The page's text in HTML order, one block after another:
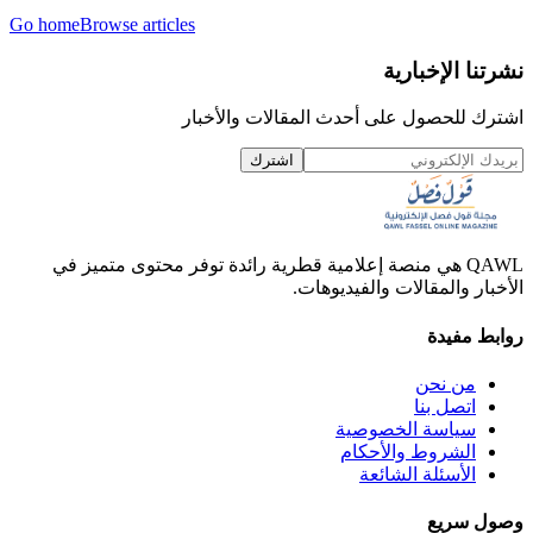
Go homeBrowse articles
نشرتنا الإخبارية
اشترك للحصول على أحدث المقالات والأخبار
اشترك
QAWL هي منصة إعلامية قطرية رائدة توفر محتوى متميز في
الأخبار والمقالات والفيديوهات.
روابط مفيدة
من نحن
اتصل بنا
سياسة الخصوصية
الشروط والأحكام
الأسئلة الشائعة
وصول سريع